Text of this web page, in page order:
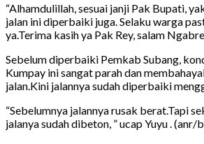
“Alhamdulillah, sesuai janji Pak Bupati,
jalan ini diperbaiki juga. Selaku warga
ya.Terima kasih ya Pak Rey, salam
Sebelum diperbaiki Pemkab Subang,
Kumpay ini sangat parah dan
jalan.Kini jalannya sudah diperbaiki
“Sebelumnya jalannya rusak berat.Tapi
jalanya sudah dibeton, ” ucap Yuyu . (anr/